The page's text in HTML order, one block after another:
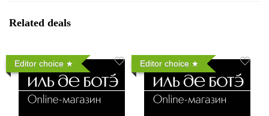
Related deals
Editor choice Editor choice